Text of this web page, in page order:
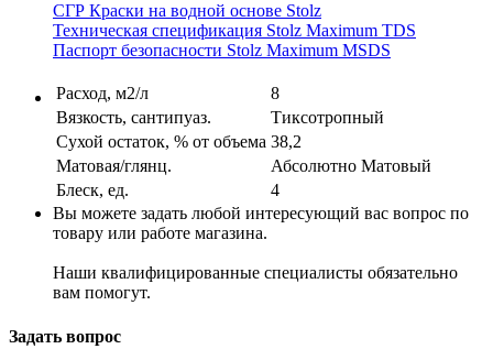
СГР Краски на водной основе Stolz
Техническая спецификация Stolz Maximum TDS
Паспорт безопасности Stolz Maximum MSDS
Расход, м2/л
8
Вязкость, сантипуаз.
Тиксотропный
Сухой остаток, % от объема 38,2
Матовая/глянц.
Абсолютно Матовый
Блеск, ед.
4
Вы можете задать любой интересующий вас вопрос по
товару или работе магазина.
Наши квалифицированные специалисты обязательно
вам помогут.
Задать вопрос